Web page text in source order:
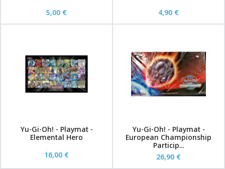
5,00 €
4,90 €
Yu-Gi-Oh! - Playmat -
Elemental Hero
16,00 €
Yu-Gi-Oh! - Playmat -
European Championship
Particip...
26,90 €